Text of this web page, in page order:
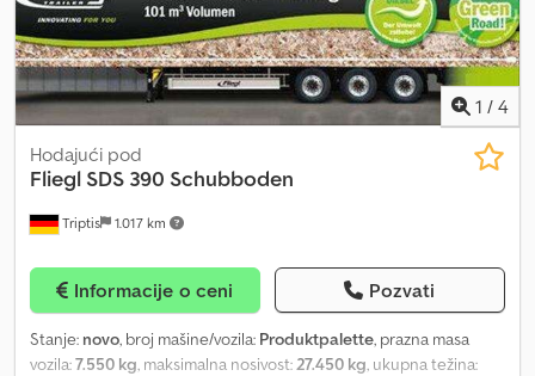
1 / 4
Triptis 1.017 km
Hodajući pod
Fliegl SDS 390 Schubboden
Informacije o ceni Pozvati
Stanje: novo, broj mašine/vozila: Produktpalette, prazna masa
vozila:7.550 kg, maksimalna nosivost:27.450 kg, ukupna težina: